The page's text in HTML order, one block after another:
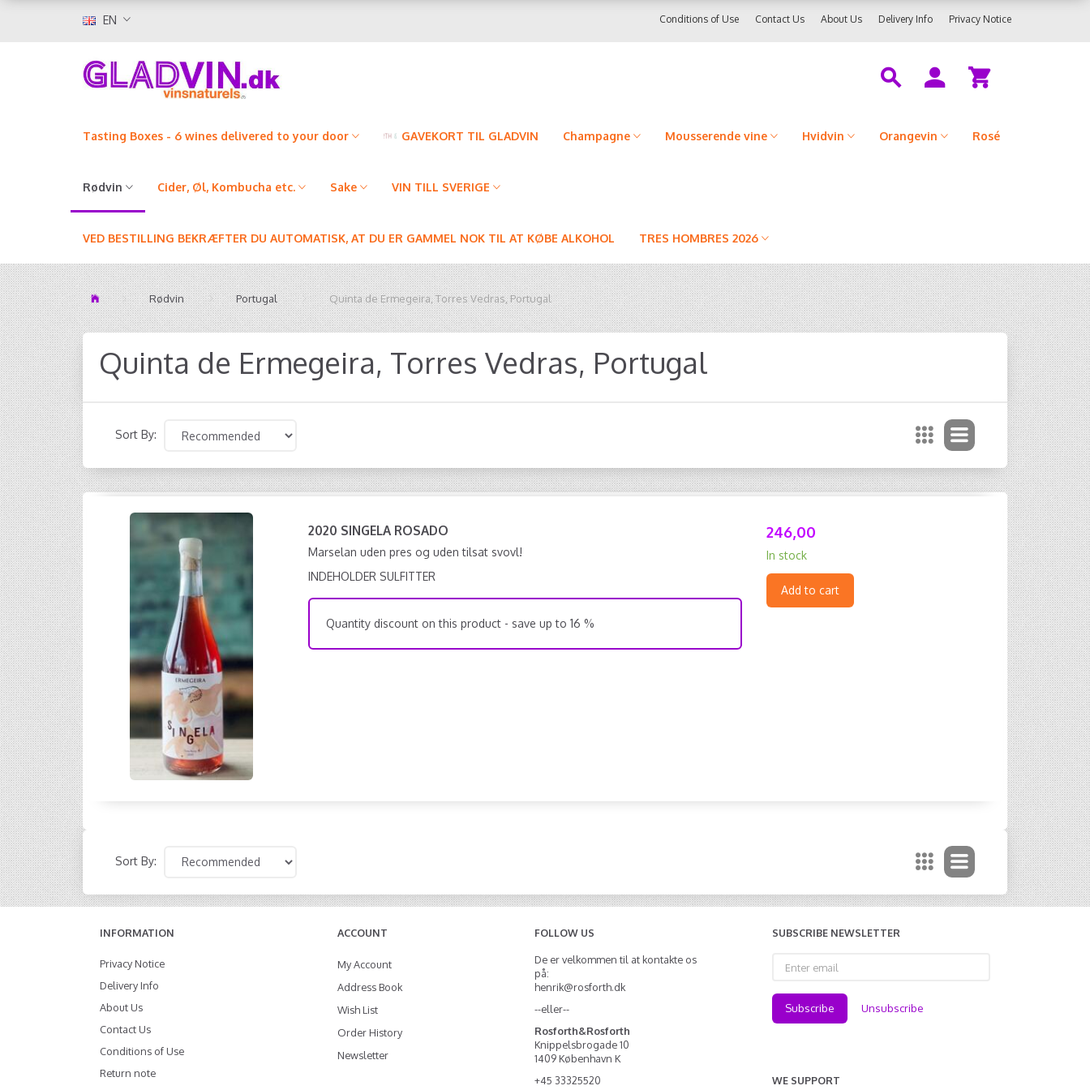
EN Privacy Notice
Delivery Info
About Us
Contact Us
Conditions of Use
Tasting Boxes - 6 wines delivered to your door GAVEKORT TIL GLADVIN Champagne Mousserende vine Hvidvin Orangevin Rosé
Rødvin Cider, Øl, Kombucha etc. Sake VIN TILL SVERIGE
VED BESTILLING BEKRÆFTER DU AUTOMATISK, AT DU ER GAMMEL NOK TIL AT KØBE ALKOHOL TRES HOMBRES 2026
Rødvin Portugal Quinta de Ermegeira, Torres Vedras, Portugal
Quinta de Ermegeira, Torres Vedras, Portugal
Sort By:
2020 SINGELA ROSADO
Marselan uden pres og uden tilsat svovl!
INDEHOLDER SULFITTER
Quantity discount on this product - save up to 16 %
246,00
In stock
Add to cart
Sort By:
INFORMATION
Privacy Notice
Delivery Info
About Us
Contact Us
Conditions of Use
Return note
ACCOUNT
My Account
Address Book
Wish List
Order History
Newsletter
FOLLOW US
De er velkommen til at kontakte os
på:
henrik@rosforth.dk
--eller--
Rosforth&Rosforth
Knippelsbrogade 10
1409 København K
+45 33325520
SUBSCRIBE NEWSLETTER
email
Subscribe Unsubscribe
WE SUPPORT